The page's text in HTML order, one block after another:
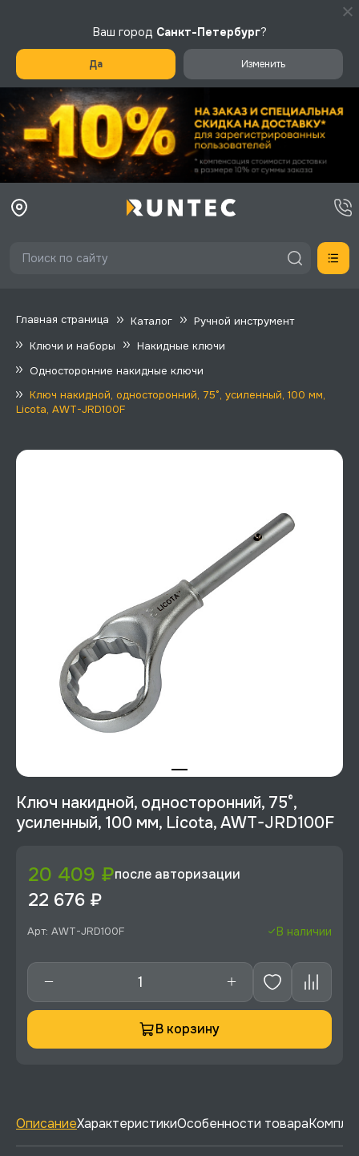
Ваш город Санкт-Петербург?
Да Изменить
Главная страница Каталог
Ручной инструмент
Ключи и наборы
Накидные ключи
Односторонние накидные ключи
Ключ накидной, односторонний, 75°, усиленный, 100 мм,
Licota, AWT-JRD100F
Ключ накидной, односторонний, 75°,
усиленный, 100 мм, Licota, AWT-JRD100F
20 409 ₽после авторизации
22 676 ₽
Арт: AWT-JRD100F В наличии
В корзину
ОписаниеХарактеристикиОсобенности товара